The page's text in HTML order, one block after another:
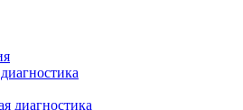
диагностика